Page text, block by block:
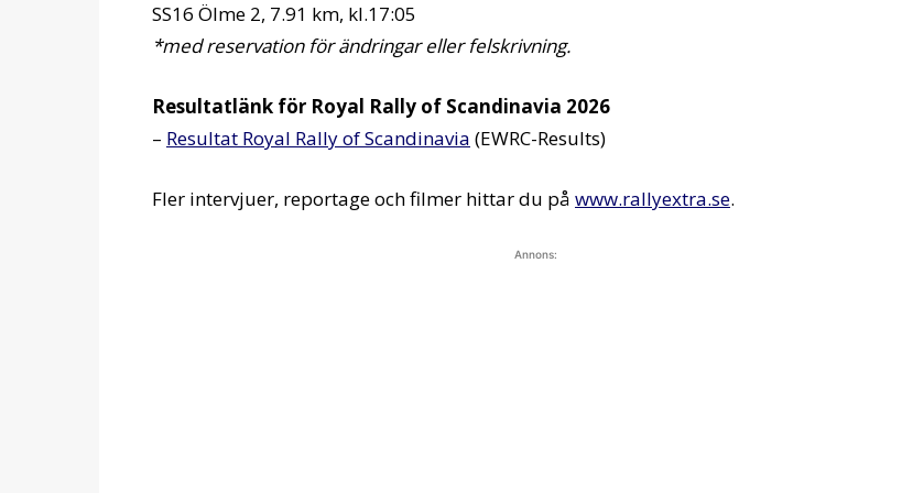
SS16 Ölme 2, 7.91 km, kl.17:05
*med reservation för ändringar eller felskrivning.
Resultatlänk för Royal Rally of Scandinavia 2026
– Resultat Royal Rally of Scandinavia (EWRC-Results)
Fler intervjuer, reportage och filmer hittar du på www.rallyextra.se.
Annons: